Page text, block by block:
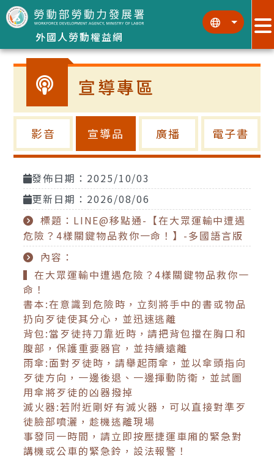
跳到主要內容區塊
外國人勞動權益網
::: :::
宣導專區
影音 宣導品 廣播 電子書
發佈日期：2025/10/03
更新日期：2026/08/06
標題：LINE@移點通-【在大眾運輸中遭遇
危險？4樣關鍵物品救你一命！】-多國語言版
內容：
▍在大眾運輸中遭遇危險？4樣關鍵物品救你一
命！
書本:在意識到危險時，立刻將手中的書或物品
扔向歹徒使其分心，並迅速逃離
背包:當歹徒持刀靠近時，請把背包擋在胸口和
腹部，保護重要器官，並持續遠離
雨傘:面對歹徒時，請舉起雨傘，並以傘頭指向
歹徒方向，一邊後退、一邊揮動防衛，並試圖
用傘將歹徒的凶器撥掉
滅火器:若附近剛好有滅火器，可以直接對準歹
徒臉部噴灑，趁機逃離現場
事發同一時間，請立即按壓捷運車廂的緊急對
講機或公車的緊急鈴，設法報警！